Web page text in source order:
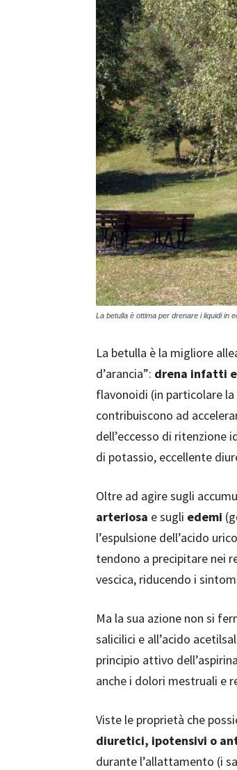
La betulla è ottima per drenare i liquidi in
La betulla è la migliore
d’arancia”: drena infatti
flavonoidi (in particolare
contribuiscono ad
dell’eccesso di ritenzione
di potassio, eccellente
Oltre ad agire sugli
arteriosa e sugli edemi
l’espulsione dell’acido
tendono a precipitare nei
vescica, riducendo i
Ma la sua azione non si
salicilici e all’acido
principio attivo
anche i dolori mestruali e
Viste le proprietà che
diuretici, ipotensivi o
durante l’allattamento (i